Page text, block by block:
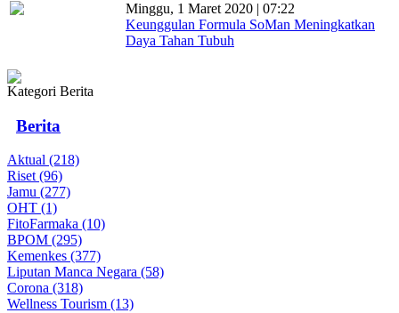
Minggu, 1 Maret 2020 | 07:22
Keunggulan Formula SoMan Meningkatkan
Daya Tahan Tubuh
Kategori Berita
Berita
Aktual (218)
Riset (96)
Jamu (277)
OHT (1)
FitoFarmaka (10)
BPOM (295)
Kemenkes (377)
Liputan Manca Negara (58)
Corona (318)
Wellness Tourism (13)